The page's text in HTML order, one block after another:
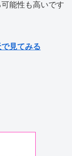
能性も高いです
見てみる